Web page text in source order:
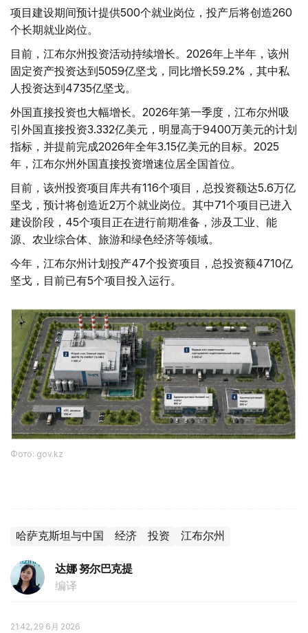
项目建设期间预计提供500个就业岗位，投产后将创造260
个长期就业岗位。
目前，江布尔州投资活动持续增长。2026年上半年，该州
固定资产投资达到5059亿坚戈，同比增长59.2%，其中私
人投资达到4735亿坚戈。
外国直接投资也大幅增长。2026年第一季度，江布尔州吸
引外国直接投资3.332亿美元，明显高于9400万美元的计划
指标，并提前完成2026年全年3.15亿美元的目标。2025
年，江布尔州外国直接投资增速位居全国首位。
目前，该州投资项目库共有116个项目，总投资额达5.6万亿
坚戈，预计将创造近2万个就业岗位。其中71个项目已进入
建设阶段，45个项目正在进行前期准备，涉及工业、能
源、农业综合体、旅游和绿色经济等领域。
今年，江布尔州计划投产47个投资项目，总投资额4710亿
坚戈，目前已有5个项目投入运行。
Фото: gov.kz
哈萨克斯坦与中国 经济 投资 江布尔州
达娜 努尔巴克提
编译
21:42, 29 6月 2026